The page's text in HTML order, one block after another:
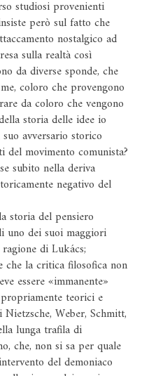
studiosi provenienti
però sul fatto che
nostalgico ad
sulla realtà così
da diverse sponde, che
coloro che provengono
da coloro che vengono
storia delle idee io
avversario storico
movimento comunista?
subito nella deriva
negativo del
storia del pensiero
uno dei suoi maggiori
di Lukács;
che la critica filosofica non
essere «immanente»
teorici e
Weber, Schmitt,
lunga trafila di
che, non si sa per quale
del demoniaco